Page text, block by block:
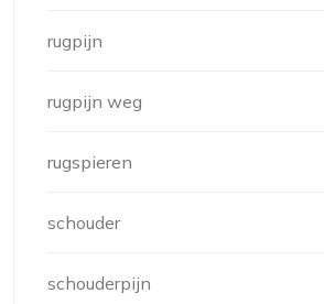
rugpijn
rugpijn weg
rugspieren
schouder
schouderpijn